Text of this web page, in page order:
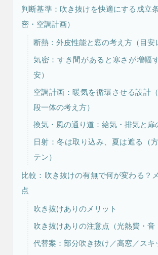
判断基準：吹き抜けを快適にする成立
密・空調計画）
断熱：外皮性能と窓の考え方（目安
気密：すき間があると寒さが増幅
安）
空調計画：暖気を循環させる設計
段一体の考え方）
換気・風の通り道：給気・排気と扉
日射：冬は取り込み、夏は遮る（
テン）
比較：吹き抜けの有無で何が変わる？
点
吹き抜けありのメリット
吹き抜けありの注意点（光熱費・音
代替案：部分吹き抜け／高窓／スキ
ブログ・コラム スタッフ
注文住宅